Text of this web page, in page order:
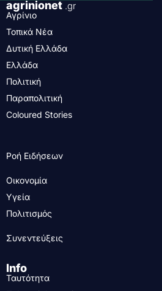
agrinionet .gr
Αγρίνιο
Τοπικά Νέα
Δυτική Ελλάδα
Ελλάδα
Πολιτική
Παραπολιτική
Coloured Stories
Ροή Ειδήσεων
Οικονομία
Υγεία
Πολιτισμός
Συνεντεύξεις
Info
Ταυτότητα